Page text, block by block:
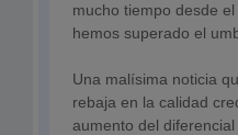
mucho tiempo desde
hemos superado el
Una malísima noticia
rebaja en la calidad
aumento del